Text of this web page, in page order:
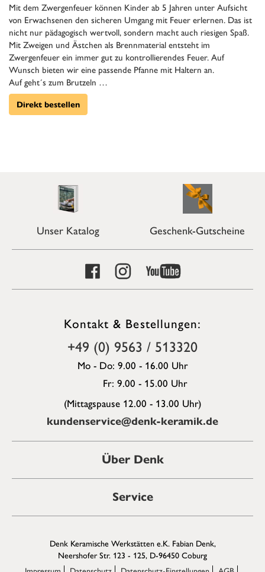
Mit dem Zwergenfeuer können Kinder ab 5 Jahren unter Aufsicht
von Erwachsenen den sicheren Umgang mit Feuer erlernen. Das ist
nicht nur pädagogisch wertvoll, sondern macht auch riesigen Spaß.
Mit Zweigen und Ästchen als Brennmaterial entsteht im
Zwergenfeuer ein immer gut zu kontrollierendes Feuer. Auf
Wunsch bieten wir eine passende Pfanne mit Haltern an.
Auf geht´s zum Brutzeln …
Direkt bestellen
Unser Katalog Geschenk-Gutscheine
Kontakt & Bestellungen:
+49 (0) 9563 / 513320
Mo - Do: 9.00 - 16.00 Uhr
Fr: 9.00 - 15.00 Uhr
(Mittagspause 12.00 - 13.00 Uhr)
kundenservice@denk-keramik.de
Über Denk
Service
Denk Keramische Werkstätten e.K. Fabian Denk,
Neershofer Str. 123 - 125, D-96450 Coburg